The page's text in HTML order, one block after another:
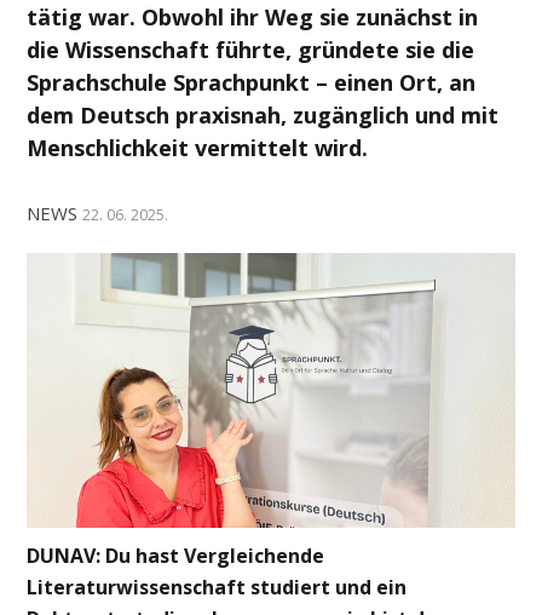
tätig war. Obwohl ihr Weg sie zunächst in
die Wissenschaft führte, gründete sie die
Sprachschule Sprachpunkt – einen Ort, an
dem Deutsch praxisnah, zugänglich und mit
Menschlichkeit vermittelt wird.
NEWS 22. 06. 2025.
DUNAV: Du hast Vergleichende
Literaturwissenschaft studiert und ein